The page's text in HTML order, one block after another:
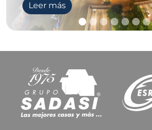
Leer más